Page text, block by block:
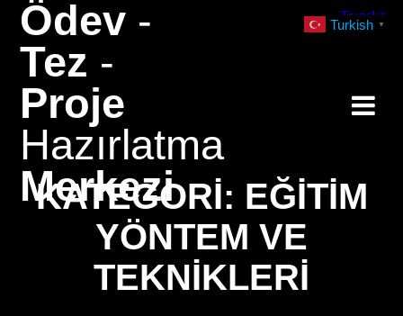
Ödev -
Tez -
Proje
Hazırlatma
Merkezi
KATEGORI: EĞITIM
YÖNTEM VE
TEKNIKLERI
Turkish ▼